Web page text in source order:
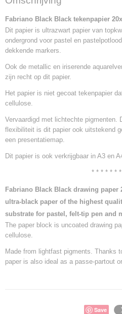
0,49 Kg
Bruto gewicht
0,49 Kg
Fabriano Black Black tekenpapier
Dit papier is ultrazwart papier van
ondergrond voor pastel en
dekkende markers.
Ook de metallic en iriserende
zijn recht op dit papier.
Het papier is niet gecoat tekenpapier
cellulose.
Vervaardigd met lichtechte pigmenten.
flexibiliteit is dit papier ook uitstekend
een presentatiemap.
Dit papier is ook verkrijgbaar in A3 en
* * * * * *
Fabriano Black Black drawing paper
ultra-black paper of the highest
substrate for pastel, felt-tip pen and
The paper block is uncoated drawing
cellulose.
Made from lightfast pigments. Thanks
paper is also ideal as a passe-partout
Save